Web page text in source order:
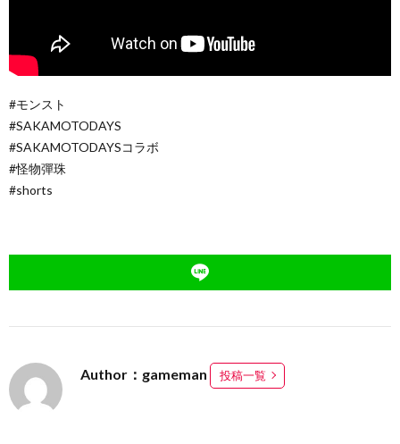
#モンスト
#SAKAMOTODAYS
#SAKAMOTODAYSコラボ
#怪物彈珠
#shorts
Author：gameman 投稿一覧